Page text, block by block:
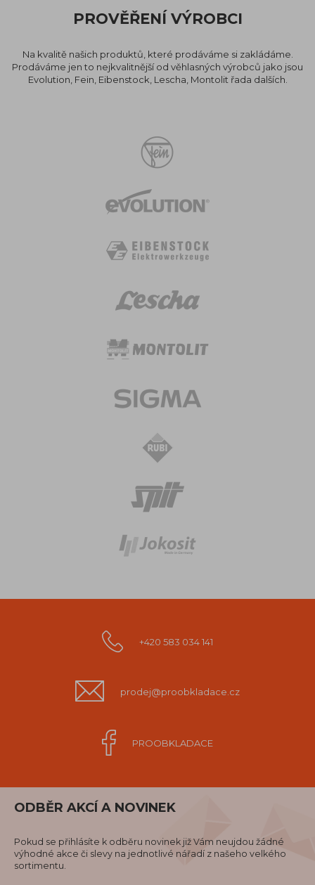
PROVĚŘENÍ VÝROBCI
Na kvalitě našich produktů, které prodáváme si zakládáme.
Prodáváme jen to nejkvalitnější od věhlasných výrobců jako jsou
Evolution, Fein, Eibenstock, Lescha, Montolit řada dalších.
+420 583 034 141
prodej@proobkladace.cz
PROOBKLADACE
ODBĚR AKCÍ A NOVINEK
Pokud se přihlásíte k odběru novinek již Vám neujdou žádné
výhodné akce či slevy na jednotlivé nářadí z našeho velkého
sortimentu.